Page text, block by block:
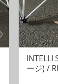
INTELLI
ージ) /